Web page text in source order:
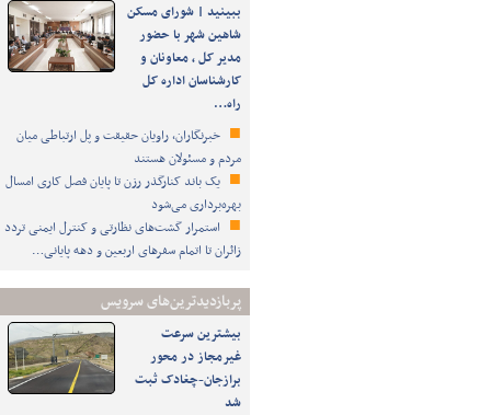
ببینید | شورای مسکن
شاهین شهر با حضور
مدیر کل ، معاونان و
کارشناسان اداره کل
راه…
خبرنگاران، راویان حقیقت و پل ارتباطی میان
مردم و مسئولان هستند
یک باند کنارگذر رزن تا پایان فصل کاری امسال
بهره‌برداری می‌شود
استمرار گشت‌های نظارتی و کنترل ایمنی تردد
زائران تا اتمام سفرهای اربعین و دهه پایانی…
پربازدیدترین‌های سرویس
بیشترین سرعت
غیرمجاز در محور
برازجان-چغادک ثبت
شد